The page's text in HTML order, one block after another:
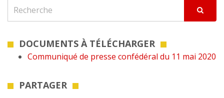
DOCUMENTS À TÉLÉCHARGER
Communiqué de presse confédéral du 11 mai 2020
PARTAGER